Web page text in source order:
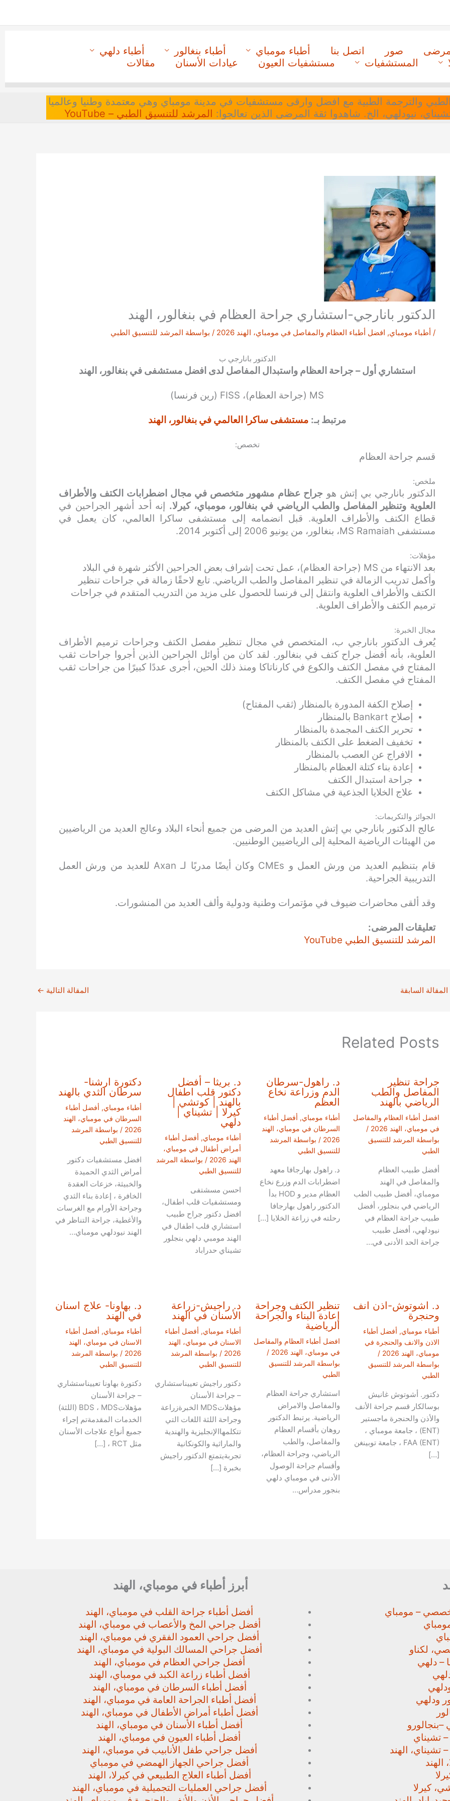
صور اتصل بنا أطباء مومباي أطباء بنغالور
أطباء دلهي
المستشفيات مستشفيات العيون عيادات الأسنان مقالات
الطبي والترجمة الطبية مع افضل وارقى مستشفيات في مدينة مومباي وهي معتمدة وطنيا وعالميا
تشيناي، نيودلهي، الخ. شاهدوا ثقة المرضى الذين تعالجوا: المرشد للتنسيق الطبي – YouTube
الدكتور بانارجي-استشاري جراحة العظام في بنغالور، الهند
/ أطباء مومباي, افضل أطباء العظام والمفاصل في مومباي، الهند 2026 / بواسطة المرشد للتنسيق الطبي
الدكتور بانارجي ب
استشاري أول – جراحة العظام واستبدال المفاصل لدى افضل مستشفى في بنغالور، الهند
MS (جراحة العظام)، FISS (رين فرنسا)
مرتبط بـ: مستشفى ساكرا العالمي في بنغالور، الهند
تخصص:
قسم جراحة العظام
ملخص:
الدكتور بانارجي بي إتش هو جراح عظام مشهور متخصص في مجال اضطرابات الكتف والأطراف
العلوية وتنظير المفاصل والطب الرياضي في بنغالور، مومباي، كيرلا. إنه أحد أشهر الجراحين في
قطاع الكتف والأطراف العلوية. قبل انضمامه إلى مستشفى ساكرا العالمي، كان يعمل في
مستشفى MS Ramaiah، بنغالور، من يونيو 2006 إلى أكتوبر 2014.
مؤهلات:
بعد الانتهاء من MS (جراحة العظام)، عمل تحت إشراف بعض الجراحين الأكثر شهرة في البلاد
وأكمل تدريب الزمالة في تنظير المفاصل والطب الرياضي. تابع لاحقًا زمالة في جراحات تنظير
الكتف والأطراف العلوية وانتقل إلى فرنسا للحصول على مزيد من التدريب المتقدم في جراحات
ترميم الكتف والأطراف العلوية.
مجال الخبرة:
يُعرف الدكتور بانارجي ب، المتخصص في مجال تنظير مفصل الكتف وجراحات ترميم الأطراف
العلوية، بأنه أفضل جراح كتف في بنغالور. لقد كان من أوائل الجراحين الذين أجروا جراحات ثقب
المفتاح في مفصل الكتف والكوع في كارناتاكا ومنذ ذلك الحين، أجرى عددًا كبيرًا من جراحات ثقب
المفتاح في مفصل الكتف.
إصلاح الكفة المدورة بالمنظار (ثقب المفتاح)
إصلاح Bankart بالمنظار
تحرير الكتف المجمدة بالمنظار
تخفيف الضغط على الكتف بالمنظار
الافراج عن العصب بالمنظار
إعادة بناء كتلة العظام بالمنظار
جراحة استبدال الكتف
علاج الخلايا الجذعية في مشاكل الكتف
الجوائز والتكريمات:
عالج الدكتور بانارجي بي إتش العديد من المرضى من جميع أنحاء البلاد وعالج العديد من الرياضيين
من الهيئات الرياضية المحلية إلى الرياضيين الوطنيين.
قام بتنظيم العديد من ورش العمل و CMEs وكان أيضًا مدربًا لـ Axan للعديد من ورش العمل
التدريبية الجراحية.
وقد ألقى محاضرات ضيوف في مؤتمرات وطنية ودولية وألف العديد من المنشورات.
تعليقات المرضى:
المرشد للتنسيق الطبي YouTube
المقالة السابقة المقالة التالية ←
Related Posts
جراحة تنظير
المفاصل والطب
الرياضي بالهند
افضل أطباء العظام والمفاصل
في مومباي، الهند 2026
/
بواسطة المرشد للتنسيق
الطبي
أفضل طبيب العظام
والمفاصل في الهند
مومباي، أفضل طبيب الطب
الرياضي في بنجلور، أفضل
طبيب جراحة العظام في
نيودلهي، أفضل طبيب
جراحة الحد الأدنى في…
د. راهول-سرطان
الدم وزراعة نخاع
العظم
أطباء مومباي, أفضل أطباء
السرطان في مومباي، الهند
2026 / بواسطة المرشد
للتنسيق الطبي
د. راهول بهارجافا معهد
اضطرابات الدم وزرع نخاع
العظام مدير و HOD بدأ
الدكتور راهول بهارجافا
رحلته في زراعة الخلايا […]
د. بريثا – أفضل
دكتور قلب اطفال
بالهند | كوتشي |
كيرلا | تشيناي |
دلهي
أطباء مومباي, أفضل أطباء
أمراض أطفال في مومباي،
الهند 2026
/ بواسطة المرشد
للتنسيق الطبي
احسن مسشتفى
ومستشفيات قلب اطفال،
افضل دكتور جراح طبيب
استشاري قلب اطفال في
الهند مومبي دلهي بنجلور
تشيناي حدراباد
دكتورة ارشنا-
سرطان الثدي بالهند
أطباء مومباي, أفضل أطباء
السرطان في مومباي، الهند
2026 / بواسطة المرشد
للتنسيق الطبي
افضل مستشفيات دكتور
أمراض الثدي الحميدة
والخبيثة، خزعات العقدة
الخافرة ، إعادة بناء الثدي
وجراحة الأورام مع الغرسات
والأغطية، جراحة التناظر في
الهند نيودلهي مومباي…
د. اشوتوش-اذن انف
وحنجرة
أطباء مومباي, أفضل أطباء
الاذن والانف والحنجرة في
مومباي، الهند 2026
/
بواسطة المرشد للتنسيق
الطبي
دكتور. أشوتوش غانيش
بوسالكار قسم جراحة الأنف
والأذن والحنجرة ماجستير
(ENT) ، جامعة مومباي ،
FAA (ENT) ، جامعة توبينغن
[…]
تنظير الكتف وجراحة
إعادة البناء والجراحة
الرياضية
افضل أطباء العظام والمفاصل
في مومباي، الهند 2026
/
بواسطة المرشد للتنسيق
الطبي
استشاري جراحة العظام
والمفاصل والامراض
الرياضية. يرتبط الدكتور
روهان بأقسام العظام
والمفاصل، والطب
الرياضي، وجراحة العظام،
وأقسام جراحة الوصول
الأدنى في مومباي دلهي
بنجور مدراس…
د. راجيش-زراعة
الأسنان في الهند
أطباء مومباي, أفضل أطباء
الاسنان في مومباي، الهند
2026 / بواسطة المرشد
للتنسيق الطبي
دكتور راجيش تعييناستشاري
– جراحة الأسنان
مؤهلاتMDS الخبرةزراعة
وجراحة اللثة اللغات التي
تتكلمهاالإنجليزية والهندية
والماراثية والكونكانية
تجربةيتمتع الدكتور راجيش
بخبرة […]
د. بهاونا- علاج اسنان
في الهند
أطباء مومباي, أفضل أطباء
الاسنان في مومباي، الهند
2026 / بواسطة المرشد
للتنسيق الطبي
دكتورة بهاونا تعييناستشاري
– جراحة الأسنان
مؤهلاتBDS ، MDS (اللثة)
الخدمات المقدمةتم إجراء
جميع أنواع علاجات الأسنان
مثل RCT ، […]
– مومباي
لكناو
– دلهي
ودلهي
–بنجالورو
– تشيناي
تشيناي، الهند
الهند
كيرلا
أبرز أطباء في مومباي، الهند
أفضل أطباء جراحة القلب في مومباي، الهند
أفضل جراحي المخ والأعصاب في مومباي، الهند
أفضل جراحي العمود الفقري في مومباي، الهند
أفضل جراحي المسالك البولية في مومباي، الهند
أفضل جراحي العظام في مومباي، الهند
أفضل أطباء زراعة الكبد في مومباي، الهند
أفضل أطباء السرطان في مومباي، الهند
أفضل أطباء الجراحة العامة في مومباي، الهند
أفضل أطباء أمراض الأطفال في مومباي، الهند
أفضل أطباء الأسنان في مومباي، الهند
أفضل أطباء العيون في مومباي، الهند
أفضل جراحي طفل الأنابيب في مومباي، الهند
أفضل جراحي الجهاز الهمضي في مومباي
أفضل أطباء العلاج الطبيعي في كيرلا، الهند
أفضل جراحي العمليات التجميلية في مومباي، الهند